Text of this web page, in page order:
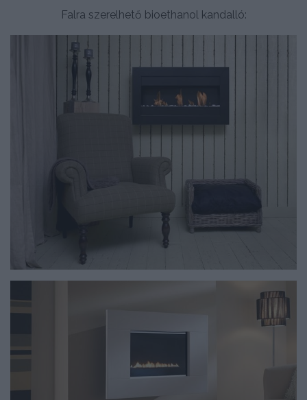
Falra szerelhető bioethanol kandalló: